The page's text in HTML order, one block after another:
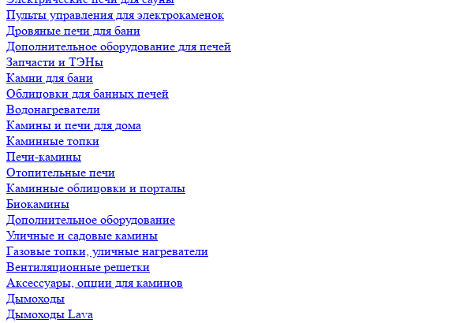
Пульты управления для электрокаменок
Дровяные печи для бани
Дополнительное оборудование для печей
Запчасти и ТЭНы
Камни для бани
Облицовки для банных печей
Водонагреватели
Камины и печи для дома
Каминные топки
Печи-камины
Отопительные печи
Каминные облицовки и порталы
Биокамины
Дополнительное оборудование
Уличные и садовые камины
Газовые топки, уличные нагреватели
Вентиляционные решетки
Аксессуары, опции для каминов
Дымоходы
Дымоходы Lava